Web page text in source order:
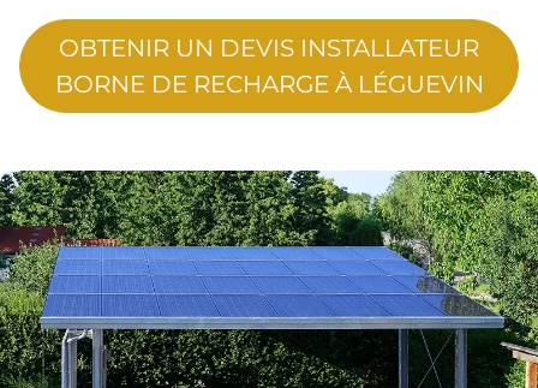
OBTENIR UN DEVIS INSTALLATEUR
BORNE DE RECHARGE À LÉGUEVIN